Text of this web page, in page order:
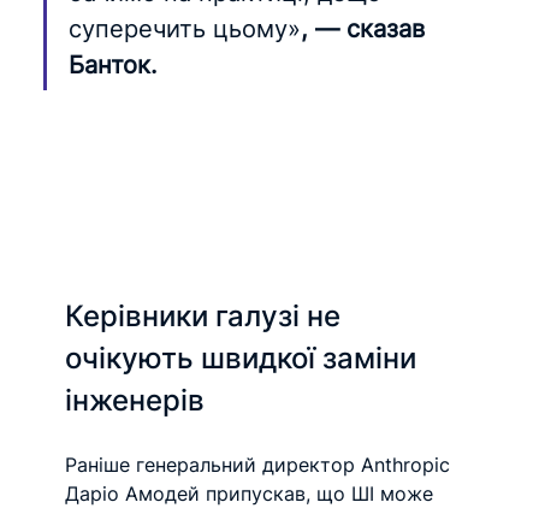
суперечить цьому», — сказав
Банток.
Керівники галузі не
очікують швидкої заміни
інженерів
Раніше генеральний директор Anthropic
Даріо Амодей припускав, що ШІ може